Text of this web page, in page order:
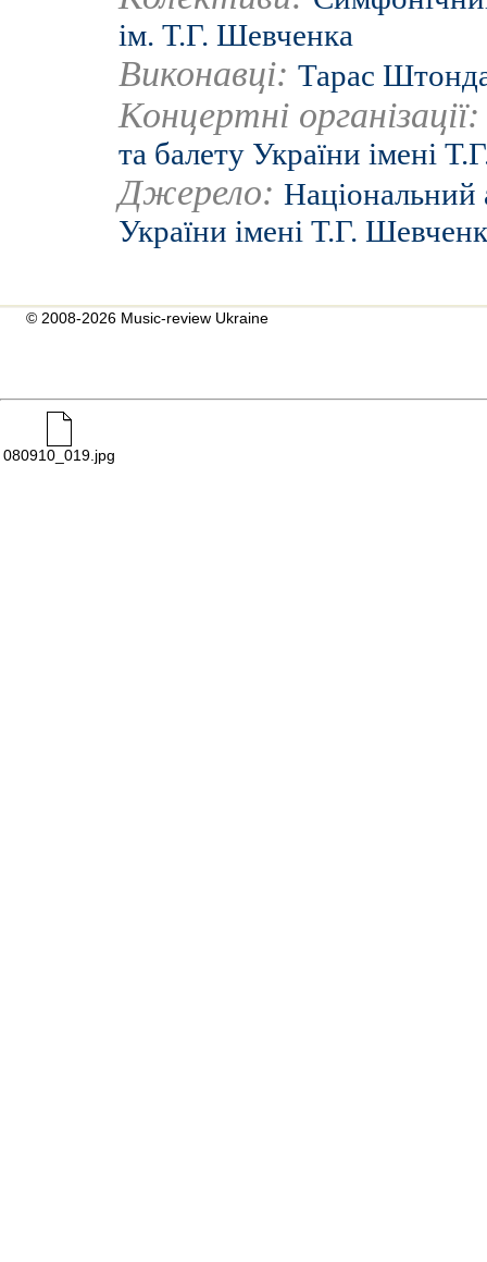
ім. Т.Г. Шевченка
Виконавці: Тарас
Концертні
та балету України імені
Джерело: Національний
України імені Т.Г.
© 2008-2026 Music-review Ukraine
080910_019.jpg